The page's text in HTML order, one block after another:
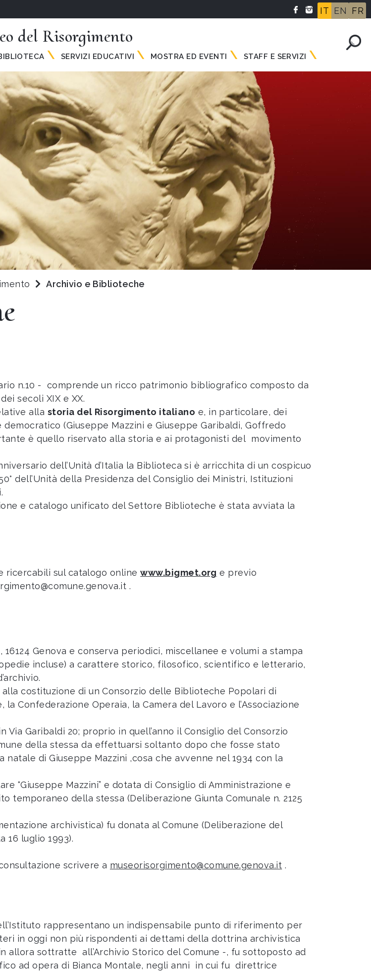
IT EN FR
del Risorgimento
SERVIZI EDUCATIVI MOSTRA ED EVENTI STAFF E SERVIZI
Archivio e Biblioteche
n.10 - comprende un ricco patrimonio bibliografico composto da
secoli XIX e XX.
alla storia del Risorgimento italiano e, in particolare, dei
(Giuseppe Mazzini e Giuseppe Garibaldi, Goffredo
è quello riservato alla storia e ai protagonisti del movimento
dell’Unità d’Italia la Biblioteca si è arricchita di un cospicuo
dell’Unità della Presidenza del Consiglio dei Ministri, Istituzioni
e catalogo unificato del Settore Biblioteche è stata avviata la
ricercabili sul catalogo onlinewww.bigmet.org e previo
.
Genova e conserva periodici, miscellanee e volumi a stampa
incluse) a carattere storico, filosofico, scientifico e letterario,
costituzione di un Consorzio delle Biblioteche Popolari di
Confederazione Operaia, la Camera del Lavoro e l’Associazione
Via Garibaldi 20; proprio in quell’anno il Consiglio del Consorzio
della stessa da effettuarsi soltanto dopo che fosse stato
di Giuseppe Mazzini ,cosa che avvenne nel 1934 con la
“Giuseppe Mazzini” e dotata di Consiglio di Amministrazione e
temporaneo della stessa (Deliberazione Giunta Comunale n. 2125
archivistica) fu donata al Comune (Deliberazione del
16 luglio 1993).
scrivere a museorisorgimento@comune.genova.it .
rappresentano un indispensabile punto di riferimento per
in oggi non più rispondenti ai dettami della dottrina archivistica
allora sottratte all’Archivio Storico del Comune -, fu sottoposto ad
ad opera di Bianca Montale, negli anni in cui fu direttrice